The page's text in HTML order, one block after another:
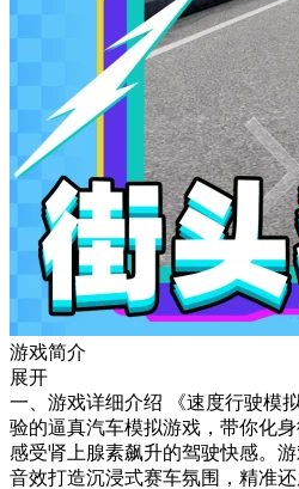
游戏简介
展开
一、游戏详细介绍 《速度行驶模
验的逼真汽车模拟游戏，带你化
感受肾上腺素飙升的驾驶快感。
音效打造沉浸式赛车氛围，精准